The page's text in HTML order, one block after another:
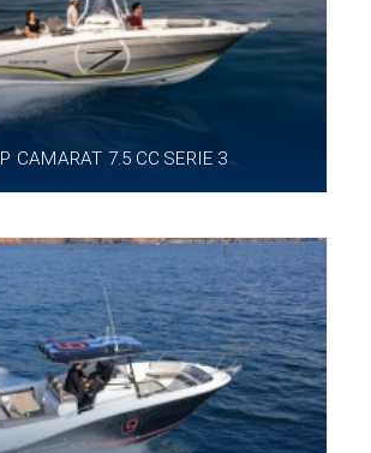
CAMARAT 7.5 CC SERIE 3